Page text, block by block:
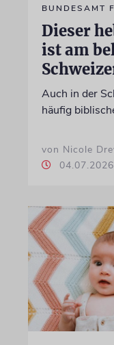
BUNDESAMT
Dieser
ist am
Auch in der
häufig
von Nicole
04.07.2026